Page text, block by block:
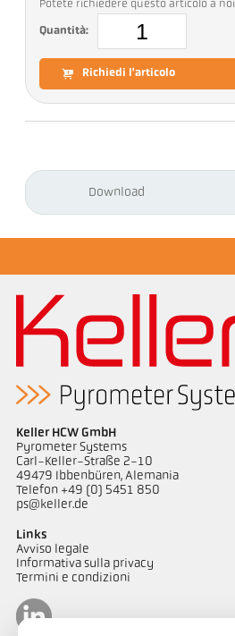
Potete richiedere questo articolo a noi
Quantità:
Richiedi l'articolo
Download
Keller HCW GmbH
Pyrometer Systems
Carl-Keller-Straße 2-10
49479 Ibbenbüren, Alemania
Telefon +49 (0) 5451 850
ps@keller.de
Links
Avviso legale
Informativa sulla privacy
Termini e condizioni